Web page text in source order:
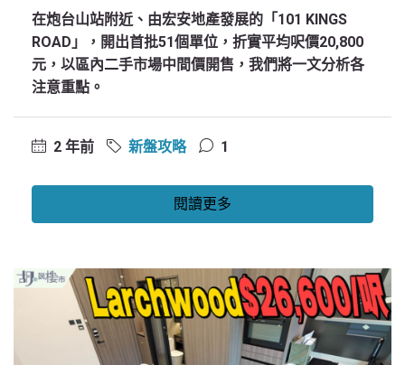
在炮台山站附近、由宏安地產發展的「101 KINGS
ROAD」，開出首批51個單位，折實平均呎價20,800
元，以區內二手市場中間價開售，我們將一文分析各
注意重點。
2 年前 新盤攻略 1
閱讀更多